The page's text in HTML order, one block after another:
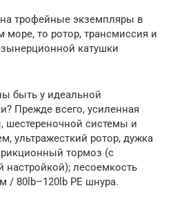
трофейные экземпляры в
море, то ротор, трансмиссия и
катушки
быть у идеальной
Прежде всего, усиленная
шестереночной системы и
ультражесткий ротор, дужка
тормоз (с
лесоемкость
/ 80lb–120lb PE шнура.